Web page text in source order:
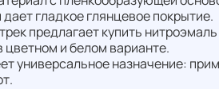
гладкое глянцевое покрытие.
предлагает купить
цветном и белом варианте.
универсальное назначение: